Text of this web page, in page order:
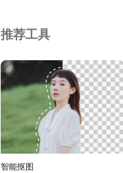
推荐工具
智能抠图